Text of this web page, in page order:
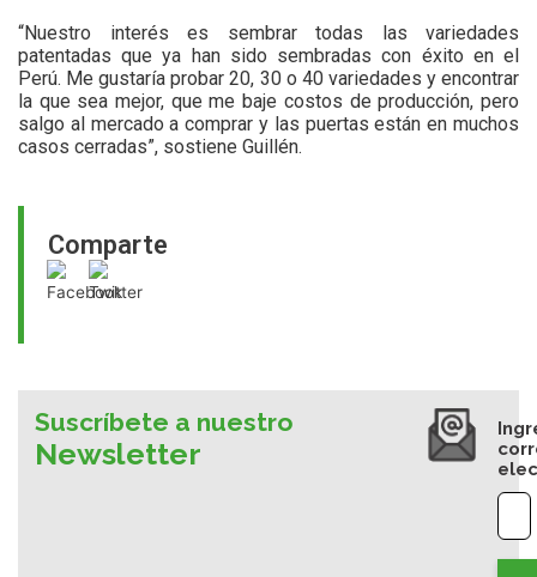
Comparte
“Nuestro interés es sembrar todas las variedades
patentadas que ya han sido sembradas con éxito en el
Perú. Me gustaría probar 20, 30 o 40 variedades y encontrar
la que sea mejor, que me baje costos de producción, pero
salgo al mercado a comprar y las puertas están en muchos
casos cerradas”, sostiene Guillén.
Suscríbete a nuestro
Newsletter